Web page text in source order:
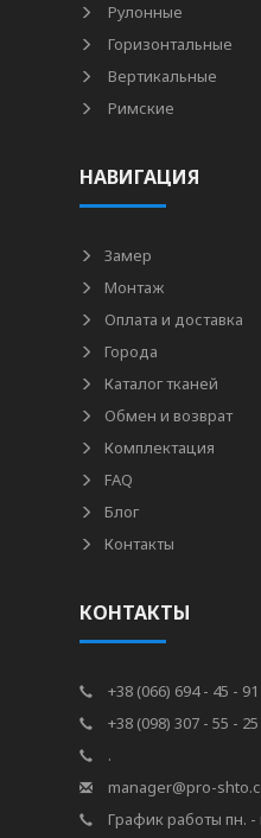
Рулонные
Горизонтальные
Вертикальные
Римские
НАВИГАЦИЯ
Замер
Монтаж
Оплата и доставка
Города
Каталог тканей
Обмен и возврат
Комплектация
FAQ
Блог
Контакты
КОНТАКТЫ
+38 (066) 694 - 45 - 91
+38 (098) 307 - 55 - 25
.
manager@pro-
График работы пн. -